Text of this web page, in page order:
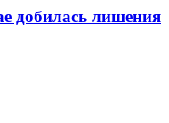
добилась лишения